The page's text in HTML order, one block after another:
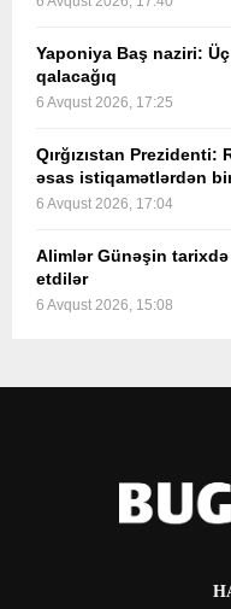
Yaponiya Baş naziri:
qalacağıq
6 Avqust 2026, 17:25
Qırğızıstan Prezidenti:
əsas istiqamətlərdən
6 Avqust 2026, 17:04
Alimlər Günəşin
etdilər
6 Avqust 2026, 15:08